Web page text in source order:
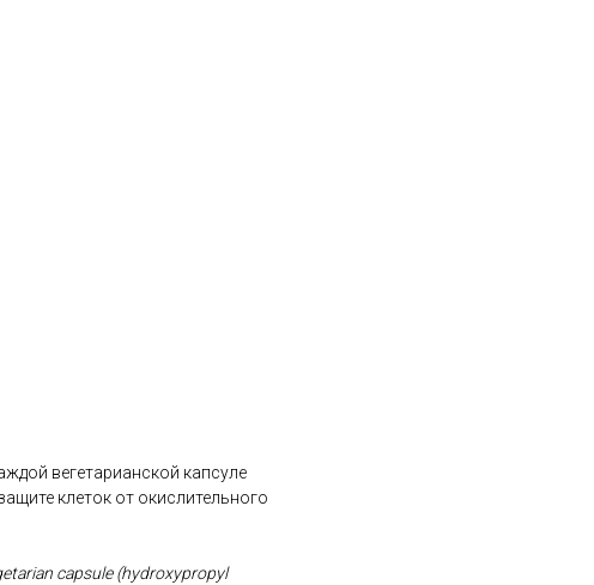
вегетарианской капсуле
клеток от окислительного
capsule (hydroxypropyl